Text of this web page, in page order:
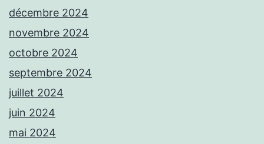
décembre 2024
novembre 2024
octobre 2024
septembre 2024
juillet 2024
juin 2024
mai 2024